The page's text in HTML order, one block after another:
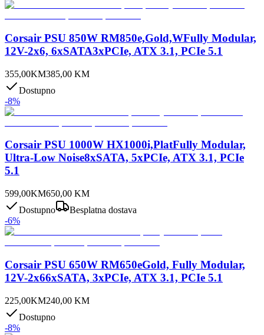
Corsair PSU 850W RM850e,Gold,WFully Modular,
12V-2x6, 6xSATA3xPCIe, ATX 3.1, PCIe 5.1
355,00KM385,00 KM
Dostupno
-8%
Corsair PSU 1000W HX1000i,PlatFully Modular,
Ultra-Low Noise8xSATA, 5xPCIe, ATX 3.1, PCIe
5.1
599,00KM650,00 KM
Dostupno
Besplatna dostava
-6%
Corsair PSU 650W RM650eGold, Fully Modular,
12V-2x66xSATA, 3xPCIe, ATX 3.1, PCIe 5.1
225,00KM240,00 KM
Dostupno
-8%